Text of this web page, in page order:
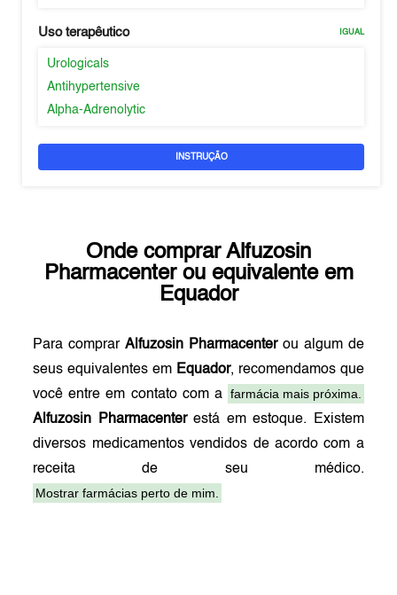
Uso terapêutico IGUAL
Urologicals
Antihypertensive
Alpha-Adrenolytic
INSTRUÇÃO
Onde comprar Alfuzosin
Pharmacenterou equivalente em
Equador
Para comprarAlfuzosin Pharmacenterou algum de
seus equivalentes em Equador, recomendamos que
você entre em contato com a farmácia mais próxima.
Alfuzosin Pharmacenterestá em estoque. Existem
diversos medicamentos vendidos de acordo com a
receita de seu médico.
Mostrar farmácias perto de mim.